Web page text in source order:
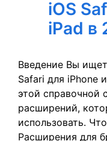
iOS
iPad в
Введение Вы
Safari для iPhone
этой справочной
расширений,
использовать.
Расширения для